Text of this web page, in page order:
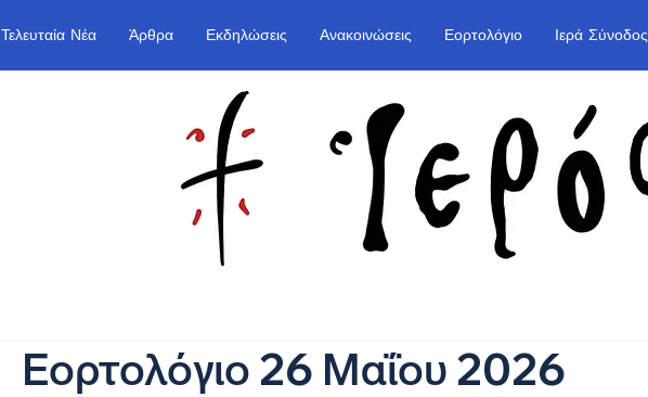
Τελευταία Νέα Άρθρα Εκδηλώσεις Ανακοινώσεις Εορτολόγιο Ιερά Σύνοδος
Εορτολόγιο 26 Μαΐου 2026